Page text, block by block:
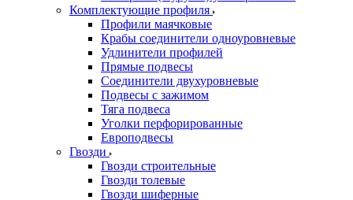
Комплектующие профиля
Профили маячковые
Крабы соединители одноуровневые
Удлинители профилей
Прямые подвесы
Соединители двухуровневые
Подвесы с зажимом
Тяга подвеса
Уголки перфорированные
Европодвесы
Гвозди
Гвозди строительные
Гвозди толевые
Гвозди шиферные